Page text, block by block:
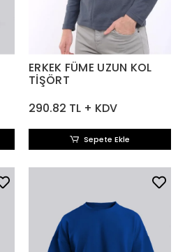
ERKEK FÜME UZUN KOL
TİŞÖRT
290.82 TL + KDV
Sepete Ekle